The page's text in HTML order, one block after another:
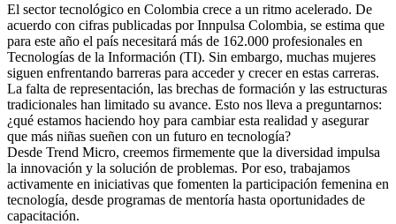
El sector tecnológico en Colombia crece a un ritmo acelerado. De
acuerdo con cifras publicadas por Innpulsa Colombia, se estima que
para este año el país necesitará más de 162.000 profesionales en
Tecnologías de la Información (TI). Sin embargo, muchas mujeres
siguen enfrentando barreras para acceder y crecer en estas carreras.
La falta de representación, las brechas de formación y las estructuras
tradicionales han limitado su avance. Esto nos lleva a preguntarnos:
¿qué estamos haciendo hoy para cambiar esta realidad y asegurar
que más niñas sueñen con un futuro en tecnología?
Desde Trend Micro, creemos firmemente que la diversidad impulsa
la innovación y la solución de problemas. Por eso, trabajamos
activamente en iniciativas que fomenten la participación femenina en
tecnología, desde programas de mentoría hasta oportunidades de
capacitación.